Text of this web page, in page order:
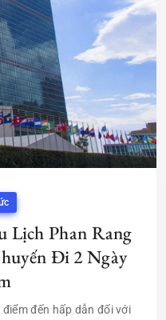
Lịch Phan Rang
Đi 2 Ngày
đến hấp dẫn đối với